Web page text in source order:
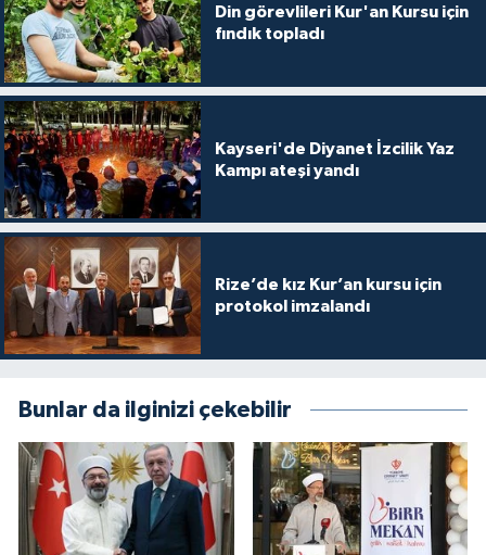
Din görevlileri Kur'an Kursu için
fındık topladı
Kayseri'de Diyanet İzcilik Yaz
Kampı ateşi yandı
Rize’de kız Kur’an kursu için
protokol imzalandı
Bunlar da ilginizi çekebilir
Van Müftülüğü
Yalova Müftülüğü
Yozgat Müftülüğü
Zonguldak Müftülüğü